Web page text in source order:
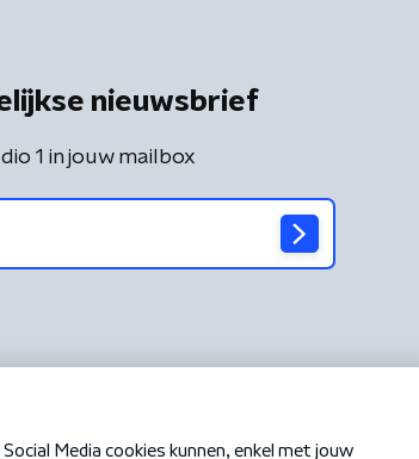
nieuwsbrief
1 in jouw mailbox